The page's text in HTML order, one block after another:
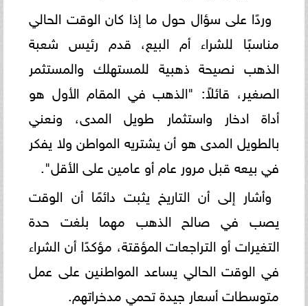
​وردًا على سؤال حول ما إذا كان الوقت الحالي
مناسبًا للشراء أم البيع، قدم رئيس شعبة
الذهب نصيحة ذهبية للمستهلك والمستثمر
الصغير، قائلاً: "الذهب في المقام الأول هو
أداة ادخار واستثمار طويل المدى، ونعني
بالطويل المدى هو أن يشتريه المواطن ولا يفكر
في بيعه قبل مرور عام أو عامين على الأقل".
​وأشار إلى أن التاريخ يثبت دائمًا أن الوقت
يصب في صالح الذهب مهما بلغت حدة
التغيرات أو التراجعات المؤقتة، مؤكدًا أن الشراء
في الوقت الحالي يساعد المواطنين على عمل
متوسطات أسعار جيدة تحمي مدخراتهم.